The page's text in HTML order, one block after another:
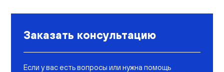
Заказать консультацию
Если у вас есть вопросы или нужна помощь